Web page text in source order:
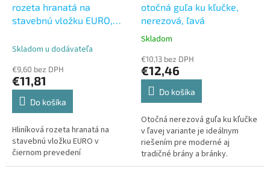
rozeta hranatá na
stavebnú vložku EURO,
Skladom u dodávateľa
€9,60 bez DPH
€11,81
Do košíka
Hliníková rozeta hranatá na
stavebnú vložku EURO v
čiernom prevedení
otočná guľa ku kľučke,
nerezová, ľavá
Priemerné
produktu
je
5,0
hviezdičiek.
Skladom
€10,13 bez DPH
€12,46
Do košíka
Otočná nerezová guľa ku kľučke
v ľavej variante je ideálnym
riešením pre moderné aj
tradičné brány a bránky.
Vyrobená z kvalitnej nerezovej